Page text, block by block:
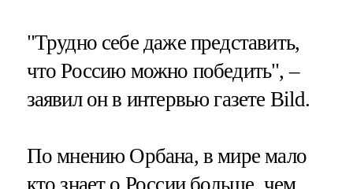
"Трудно себе даже представить,
что Россию можно победить", –
заявил он в интервью газете Bild.
По мнению Орбана, в мире мало
кто знает о России больше, чем